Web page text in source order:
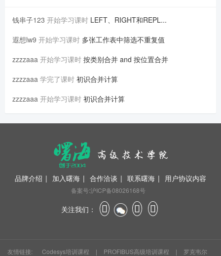
钱串子123 开始学习课时 LEFT、RIGHT和REPL...
遐想lw9 开始学习课时 多张工作表中筛选不重复值
zzzzaaa 开始学习课时 按类别合并 and 按位置合并
zzzzaaa 学完了课时 初识合并计算
zzzzaaa 开始学习课时 初识合并计算
品牌介绍 | 加入曙海 | 合作洽谈 | 联系曙海 | 用户协议内容
备案号:沪ICP备08026168号
关注我们：
友情链接: Codesys培训课程 | PROFIBUS高级培训课程 |
罗克韦尔